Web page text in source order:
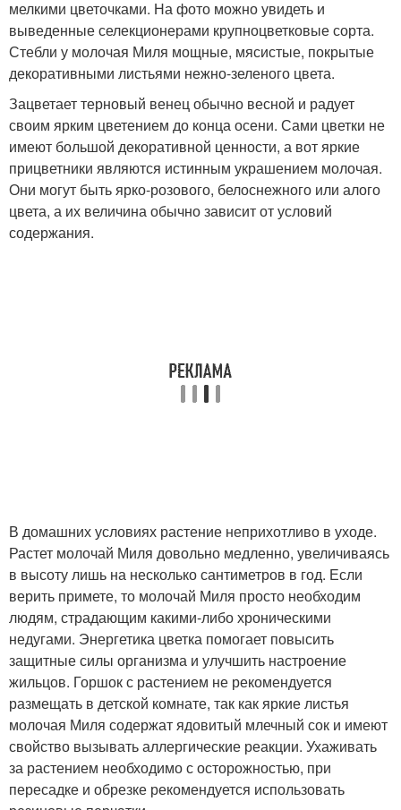
мелкими цветочками. На фото можно увидеть и
выведенные селекционерами крупноцветковые сорта.
Стебли у молочая Миля мощные, мясистые, покрытые
декоративными листьями нежно-зеленого цвета.
Зацветает терновый венец обычно весной и радует
своим ярким цветением до конца осени. Сами цветки не
имеют большой декоративной ценности, а вот яркие
прицветники являются истинным украшением молочая.
Они могут быть ярко-розового, белоснежного или алого
цвета, а их величина обычно зависит от условий
содержания.
В домашних условиях растение неприхотливо в уходе.
Растет молочай Миля довольно медленно, увеличиваясь
в высоту лишь на несколько сантиметров в год. Если
верить примете, то молочай Миля просто необходим
людям, страдающим какими-либо хроническими
недугами. Энергетика цветка помогает повысить
защитные силы организма и улучшить настроение
жильцов. Горшок с растением не рекомендуется
размещать в детской комнате, так как яркие листья
молочая Миля содержат ядовитый млечный сок и имеют
свойство вызывать аллергические реакции. Ухаживать
за растением необходимо с осторожностью, при
пересадке и обрезке рекомендуется использовать